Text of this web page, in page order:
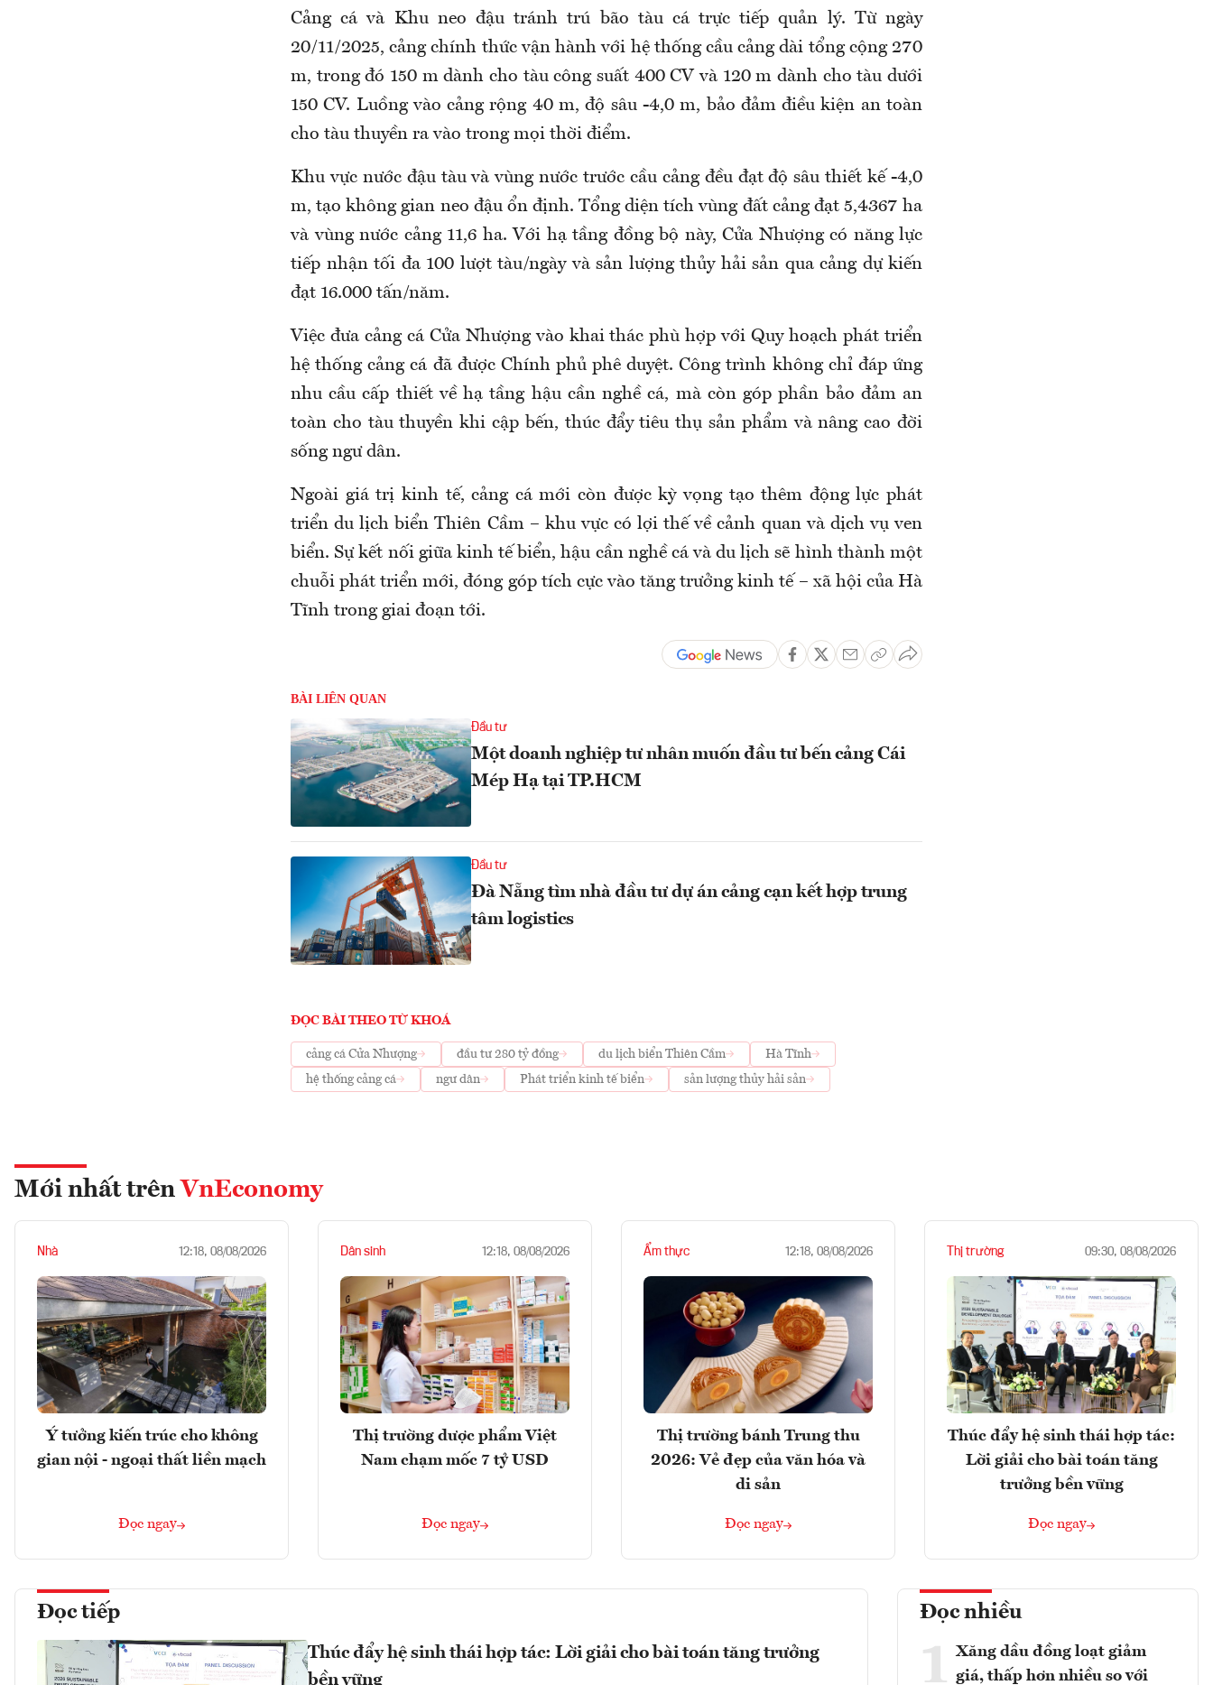
Cảng cá và Khu neo đậu tránh trú bão tàu cá trực tiếp quản lý. Từ ngày
20/11/2025, cảng chính thức vận hành với hệ thống cầu cảng dài tổng cộng 270
m, trong đó 150 m dành cho tàu công suất 400 CV và 120 m dành cho tàu dưới
150 CV. Luồng vào cảng rộng 40 m, độ sâu -4,0 m, bảo đảm điều kiện an toàn
cho tàu thuyền ra vào trong mọi thời điểm.
Khu vực nước đậu tàu và vùng nước trước cầu cảng đều đạt độ sâu thiết kế -4,0
m, tạo không gian neo đậu ổn định. Tổng diện tích vùng đất cảng đạt 5,4367 ha
và vùng nước cảng 11,6 ha. Với hạ tầng đồng bộ này, Cửa Nhượng có năng lực
tiếp nhận tối đa 100 lượt tàu/ngày và sản lượng thủy hải sản qua cảng dự kiến
đạt 16.000 tấn/năm.
Việc đưa cảng cá Cửa Nhượng vào khai thác phù hợp với Quy hoạch phát triển
hệ thống cảng cá đã được Chính phủ phê duyệt. Công trình không chỉ đáp ứng
nhu cầu cấp thiết về hạ tầng hậu cần nghề cá, mà còn góp phần bảo đảm an
toàn cho tàu thuyền khi cập bến, thúc đẩy tiêu thụ sản phẩm và nâng cao đời
sống ngư dân.
Ngoài giá trị kinh tế, cảng cá mới còn được kỳ vọng tạo thêm động lực phát
triển du lịch biển Thiên Cầm – khu vực có lợi thế về cảnh quan và dịch vụ ven
biển. Sự kết nối giữa kinh tế biển, hậu cần nghề cá và du lịch sẽ hình thành một
chuỗi phát triển mới, đóng góp tích cực vào tăng trưởng kinh tế – xã hội của Hà
Tĩnh trong giai đoạn tới.
BÀI LIÊN QUAN
Đầu tư
Một doanh nghiệp tư nhân muốn đầu tư bến cảng Cái
Mép Hạ tại TP.HCM
Đầu tư
Đà Nẵng tìm nhà đầu tư dự án cảng cạn kết hợp trung
tâm logistics
ĐỌC BÀI THEO TỪ KHOÁ
cảng cá Cửa Nhượng đầu tư 280 tỷ đồng du lịch biển Thiên Cầm
Hà Tĩnh
hệ thống cảng cá
ngư dân Phát triển kinh tế biển sản lượng thủy hải sản
Mới nhất trên VnEconomy
Nhà 12:18, 08/08/2026
Ý tưởng kiến trúc cho không
gian nội - ngoại thất liền mạch
Đọc ngay
Dân sinh 12:18, 08/08/2026
Thị trường dược phẩm Việt
Nam chạm mốc 7 tỷ USD
Đọc ngay
Ẩm thực 12:18, 08/08/2026
Thị trường bánh Trung thu
2026: Vẻ đẹp của văn hóa và
di sản
Đọc ngay
Thị trường 09:30, 08/08/2026
Thúc đẩy hệ sinh thái hợp tác:
Lời giải cho bài toán tăng
trưởng bền vững
Đọc ngay
Đọc tiếp
Thúc đẩy hệ sinh thái hợp tác: Lời giải cho bài toán tăng trưởng
bền vững
Đọc nhiều
1 Xăng dầu đồng loạt giảm
giá, thấp hơn nhiều so với